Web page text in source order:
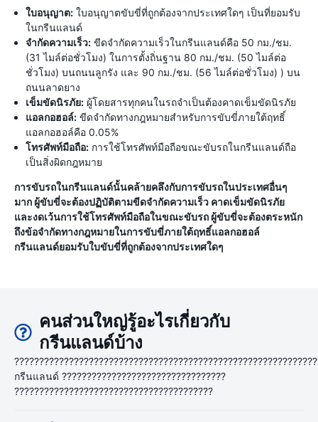
ใบอนุญาต: ใบอนุญาตขับขี่ที่ถูกต้องจากประเทศใดๆ เป็นที่ยอมรับ
ในกรีนแลนด์
จำกัดความเร็ว: ขีดจำกัดความเร็วในกรีนแลนด์คือ 50 กม./ชม.
(31 ไมล์ต่อชั่วโมง) ในการตั้งถิ่นฐาน 80 กม./ชม. (50 ไมล์ต่อ
ชั่วโมง) บนถนนลูกรัง และ 90 กม./ชม. (56 ไมล์ต่อชั่วโมง) ) บน
ถนนลาดยาง
เข็มขัดนิรภัย: ผู้โดยสารทุกคนในรถจำเป็นต้องคาดเข็มขัดนิรภัย
แอลกอฮอล์: ขีดจำกัดทางกฎหมายสำหรับการขับขี่ภายใต้ฤทธิ์
แอลกอฮอล์คือ 0.05%
โทรศัพท์มือถือ: การใช้โทรศัพท์มือถือขณะขับรถในกรีนแลนด์ถือ
เป็นสิ่งผิดกฎหมาย
การขับรถในกรีนแลนด์นั้นคล้ายคลึงกับการขับรถในประเทศอื่นๆ
มาก ผู้ขับขี่จะต้องปฏิบัติตามขีดจำกัดความเร็ว คาดเข็มขัดนิรภัย
และงดเว้นการใช้โทรศัพท์มือถือในขณะขับรถ ผู้ขับขี่จะต้องตระหนัก
ถึงข้อจำกัดทางกฎหมายในการขับขี่ภายใต้ฤทธิ์แอลกอฮอล์
กรีนแลนด์ยอมรับใบขับขี่ที่ถูกต้องจากประเทศใดๆ
คนส่วนใหญ่รู้อะไรเกี่ยวกับ
กรีนแลนด์บ้าง
กรีนแลนด์ ?????????????????????????????????
????????????????????????????????????????